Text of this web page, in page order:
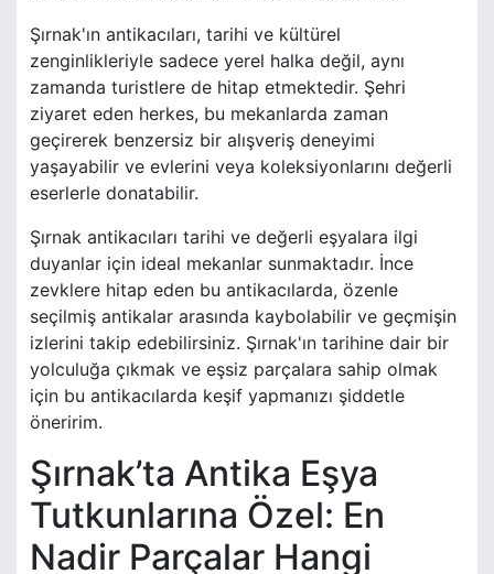
Şırnak'ın antikacıları, tarihi ve kültürel
zenginlikleriyle sadece yerel halka değil, aynı
zamanda turistlere de hitap etmektedir. Şehri
ziyaret eden herkes, bu mekanlarda zaman
geçirerek benzersiz bir alışveriş deneyimi
yaşayabilir ve evlerini veya koleksiyonlarını değerli
eserlerle donatabilir.
Şırnak antikacıları tarihi ve değerli eşyalara ilgi
duyanlar için ideal mekanlar sunmaktadır. İnce
zevklere hitap eden bu antikacılarda, özenle
seçilmiş antikalar arasında kaybolabilir ve geçmişin
izlerini takip edebilirsiniz. Şırnak'ın tarihine dair bir
yolculuğa çıkmak ve eşsiz parçalara sahip olmak
için bu antikacılarda keşif yapmanızı şiddetle
öneririm.
Şırnak’ta Antika Eşya
Tutkunlarına Özel: En
Nadir Parçalar Hangi